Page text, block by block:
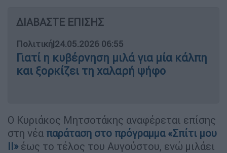
ΔΙΑΒΑΣΤΕ ΕΠΙΣΗΣ
Πολιτική|24.05.2026 06:55
Γιατί η κυβέρνηση μιλά για μία κάλπη
και ξορκίζει τη χαλαρή ψήφο
Ο Κυριάκος Μητσοτάκης αναφέρεται επίσης
στη νέα παράταση στο πρόγραμμα «Σπίτι μου
ΙΙ»έως το τέλος του Αυγούστου, ενώ μιλάει